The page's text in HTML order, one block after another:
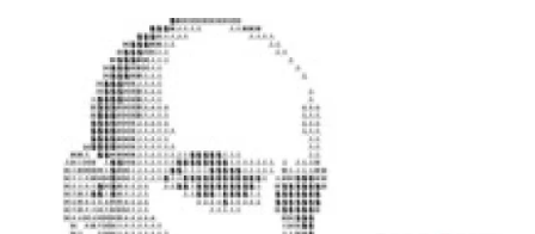
ARTISTI
CONCERTI
SHOP
RADIO